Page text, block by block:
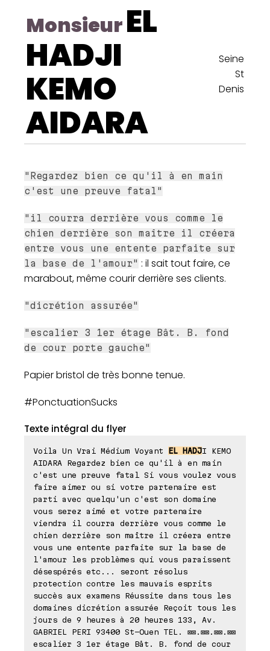
MonsieurEL
HADJI
KEMO
AIDARA
Seine
St
Denis
"Regardez bien ce qu'il à en main
c'est une preuve fatal"
"il courra derrière vous comme le
chien derrière son maître il créera
entre vous une entente parfaite sur
la base de l'amour" : il sait tout faire, ce
marabout, même courir derrière ses clients.
"dicrétion assurée"
"escalier 3 1er étage Bât. B. fond
de cour porte gauche"
Papier bristol de très bonne tenue.
#PonctuationSucks
Texte intégral du flyer
Voila Un Vrai Médium Voyant EL HADJI KEMO
AIDARA Regardez bien ce qu'il à en main
c'est une preuve fatal Si vous voulez vous
faire aimer ou si votre partenaire est
parti avec quelqu'un c'est son domaine
vous serez aimé et votre partenaire
viendra il courra derrière vous comme le
chien derrière son maître il créera entre
vous une entente parfaite sur la base de
l'amour les problèmes qui vous paraissent
désespérés etc... seront résolus
protection contre les mauvais esprits
succès aux examens Réussite dans tous les
domaines dicrétion assurée Reçoit tous les
jours de 9 heures à 20 heures 133, Av.
GABRIEL PERI 93400 St-Ouen TEL. ⊠⊠.⊠⊠.⊠⊠.⊠⊠
escalier 3 1er étage Båt. B. fond de cour